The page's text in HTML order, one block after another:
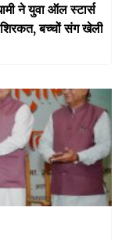
ने युवा ऑल स्टार्स
बच्चों संग खेली